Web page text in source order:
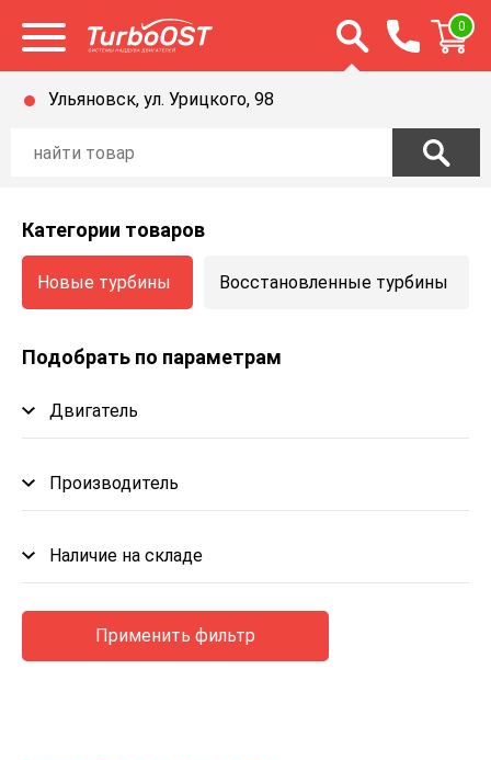
Открыть меню Открыть строку
0
Ульяновск, ул. Урицкого, 98
Категории товаров
Новые турбины Восстановленные турбины
Подобрать по параметрам
Двигатель
Производитель
Наличие на складе
Применить фильтр